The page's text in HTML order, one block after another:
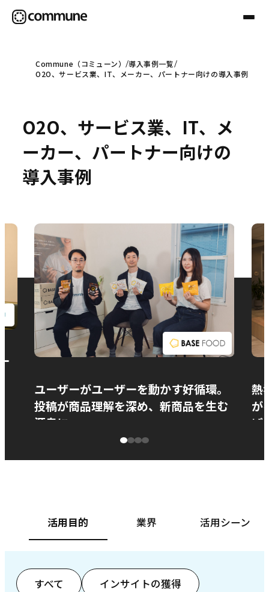
Communeについて
プロフェッショナル
事例
お役立ち情報
お問い合わせ
Commune（コミューン）
導入事例一覧
O2O、サービス業、IT、メーカー、パートナー向けの導入事例
O2O、サービス業、IT、メ
ーカー、パートナー向けの
導入事例
ユーザーがユーザーを動かす好循環。
投稿が商品理解を深め、新商品を生む
源泉に
熱
が
ぱ
活用目的 業界 活用シーン
すべて インサイトの獲得